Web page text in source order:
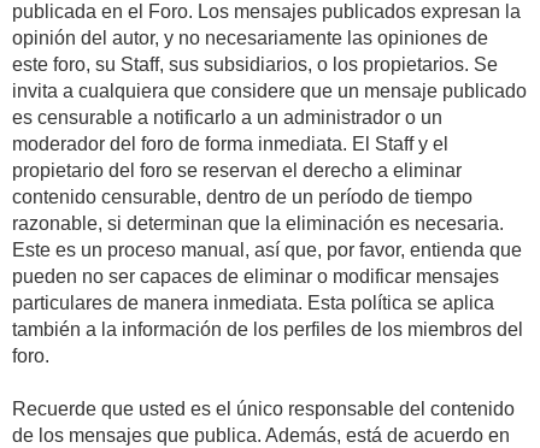
publicada en el Foro. Los mensajes publicados expresan la
opinión del autor, y no necesariamente las opiniones de
este foro, su Staff, sus subsidiarios, o los propietarios. Se
invita a cualquiera que considere que un mensaje publicado
es censurable a notificarlo a un administrador o un
moderador del foro de forma inmediata. El Staff y el
propietario del foro se reservan el derecho a eliminar
contenido censurable, dentro de un período de tiempo
razonable, si determinan que la eliminación es necesaria.
Este es un proceso manual, así que, por favor, entienda que
pueden no ser capaces de eliminar o modificar mensajes
particulares de manera inmediata. Esta política se aplica
también a la información de los perfiles de los miembros del
foro.
Recuerde que usted es el único responsable del contenido
de los mensajes que publica. Además, está de acuerdo en